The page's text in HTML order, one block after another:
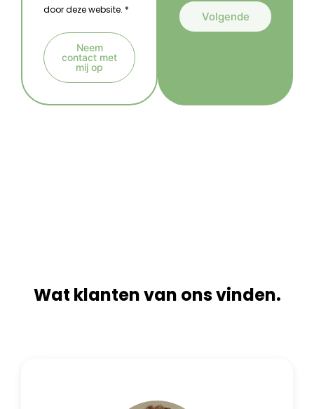
door deze website. *
Neem
contact met
mij op
l
Volgende
r
Wat klanten van ons vinden.